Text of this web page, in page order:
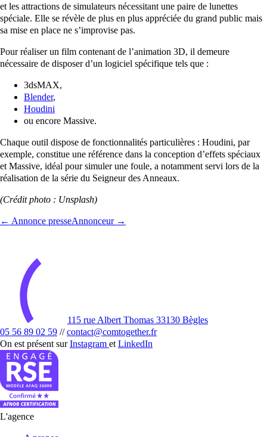
et les attractions de simulateurs nécessitant une paire de lunettes
spéciale. Elle se révèle de plus en plus appréciée du grand public mais
sa mise en place ne s’improvise pas.
Pour réaliser un film contenant de l’animation 3D, il demeure
nécessaire de disposer d’un logiciel spécifique tels que :
3dsMAX,
Blender,
Houdini
ou encore Massive.
Chaque outil dispose de fonctionnalités particulières : Houdini, par
exemple, constitue une référence dans la conception d’effets spéciaux
et Massive, idéal pour simuler une foule, a notamment servi lors de la
réalisation de la série du Seigneur des Anneaux.
(Crédit photo : Unsplash)
← Annonce presseAnnonceur →
115 rue Albert Thomas 33130 Bègles
05 56 89 02 59 // contact@comtogether.fr
On est présent surInstagram et LinkedIn
L'agence